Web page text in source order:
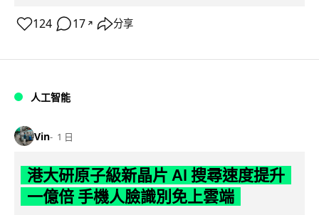
124 17 ↗ 分享
人工智能
Vin 1 日
港大研原子級新晶片 AI 搜尋速度提升
一億倍 手機人臉識別免上雲端